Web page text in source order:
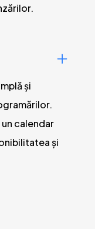
și
calendar
și